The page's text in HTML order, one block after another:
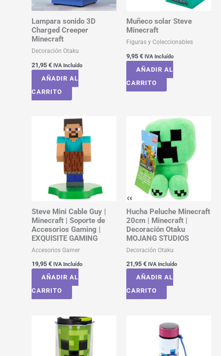
Lampara sonido 3D
Charged Creeper
Minecraft
Decoración Otaku
21,95 € IVA Incluído
AÑADIR AL
CARRITO
Muñeco solar Steve
Minecraft
Figuras y Coleccionables
9,95 € IVA Incluído
AÑADIR AL
CARRITO
Steve Mini Cable Guy |
Minecraft | Soporte de
Accesorios Gaming |
EXQUISITE GAMING
Accesorios Gamer
19,95 € IVA Incluído
AÑADIR AL
CARRITO
Hucha Peluche Minecraft
20cm | Minecraft |
Decoración Otaku
MOJANG STUDIOS
Decoración Otaku
21,95 € IVA Incluído
AÑADIR AL
CARRITO